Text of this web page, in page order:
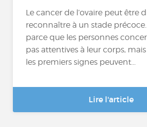
Le cancer de l’ovaire peut être
reconnaître à un stade
parce que les personnes
pas attentives à leur corps,
les premiers signes peuvent...
Lire l'article